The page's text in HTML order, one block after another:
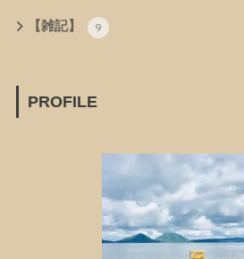
【雑記】 9
PROFILE